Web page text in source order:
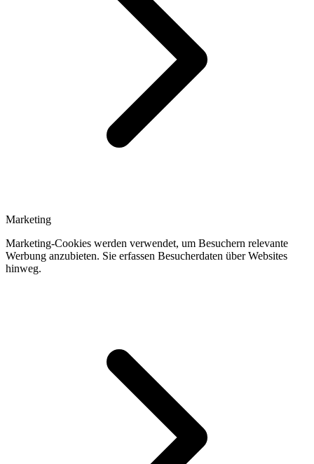
Marketing
Marketing-Cookies werden verwendet, um Besuchern relevante
Werbung anzubieten. Sie erfassen Besucherdaten über Websites
hinweg.